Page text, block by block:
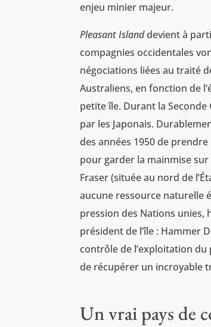
enjeu minier majeur.
Pleasant Islanddevient à
compagnies occidentales
négociations liées au traité
Australiens, en fonction de
petite île. Durant la
par les Japonais.
des années 1950 de
pour garder la mainmise sur
Fraser (située au nord de
aucune ressource naturelle
pression des Nations unies,
président de l’île : Hammer
contrôle de l’exploitation du
de récupérer un incroyable
Un vrai pays de